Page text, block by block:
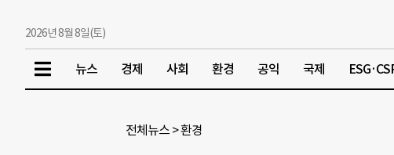
2026년 8월 8일(토)
뉴스 경제 사회 환경 공익 국제
전체뉴스 >환경